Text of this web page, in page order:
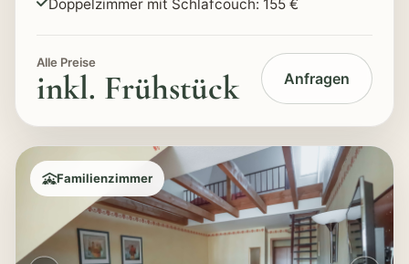
Doppelzimmer mit Schlafcouch: 155 €
Alle Preise
inkl. Frühstück Anfragen
Familienzimmer